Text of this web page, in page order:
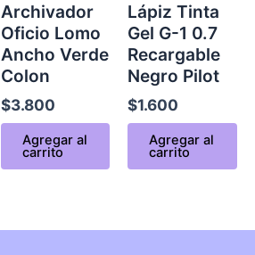
Archivador
Oficio Lomo
Ancho Verde
Colon
$3.800
Agregar al
carrito
Lápiz Tinta
Gel G-1 0.7
Recargable
Negro Pilot
$1.600
Agregar al
carrito